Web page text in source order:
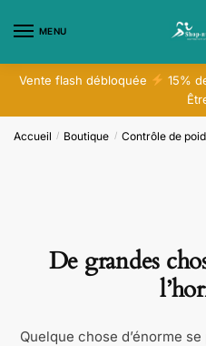
MENU
Vente flash débloquée
15%
Accueil / Boutique / Contrôle de
De grandes
Quelque chose d’énorme